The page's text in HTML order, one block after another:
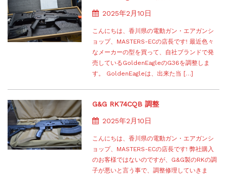
2025年2月10日
こんにちは、香川県の電動ガン・エアガンシ
ョップ、MASTERS-ECの店長です! 最近色々
なメーカーの型を買って、自社ブランドで発
売しているGoldenEagleのG36を調整しま
す。 GoldenEagleは、出来た当 […]
G&G RK74CQB 調整
2025年2月10日
こんにちは、香川県の電動ガン・エアガンシ
ョップ、MASTERS-ECの店長です! 弊社購入
のお客様ではないのですが、G&G製のRKの調
子が悪いと言う事で、調整修理していきま